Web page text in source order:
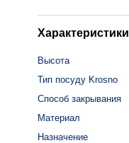
Характеристики
Высота
Тип посуду Krosno
Способ закрывания
Материал
Назначение